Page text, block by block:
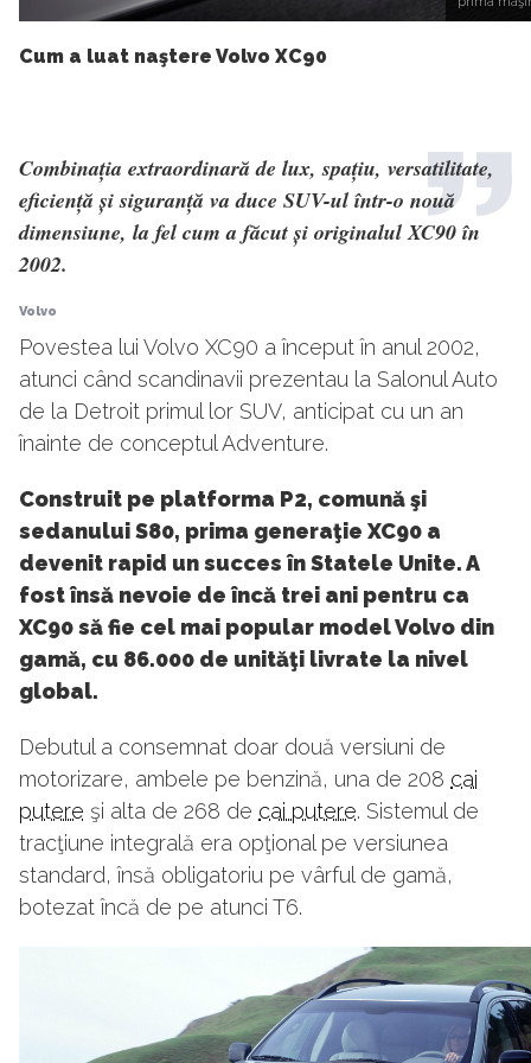
Cum a luat naştere Volvo XC90
Combinația extraordinară de lux, spațiu, versatilitate,
eficiență și siguranță va duce SUV-ul într-o nouă
dimensiune, la fel cum a făcut și originalul XC90 în
2002.
Volvo
Povestea lui Volvo XC90 a început în anul 2002,
atunci când scandinavii prezentau la Salonul Auto
de la Detroit primul lor SUV, anticipat cu un an
înainte de conceptul Adventure.
Construit pe platforma P2, comună şi
sedanului S80, prima generaţie XC90 a
devenit rapid un succes în Statele Unite. A
fost însă nevoie de încă trei ani pentru ca
XC90 să fie cel mai popular model Volvo din
gamă, cu 86.000 de unităţi livrate la nivel
global.
Debutul a consemnat doar două versiuni de
motorizare, ambele pe benzină, una de 208 cai
putere şi alta de 268 de cai putere. Sistemul de
tracţiune integrală era opţional pe versiunea
standard, însă obligatoriu pe vârful de gamă,
botezat încă de pe atunci T6.